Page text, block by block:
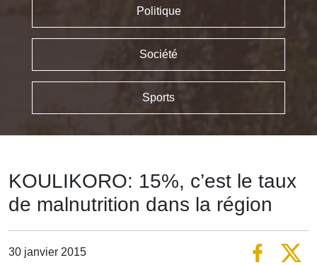
Politique
Société
Sports
KOULIKORO: 15%, c’est le taux
de malnutrition dans la région
30 janvier 2015